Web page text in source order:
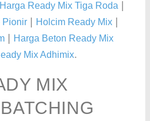
Harga Ready Mix Tiga Roda
Pionir Holcim Ready Mix
Harga Beton Ready Mix
Mix Adhimix.
MIX